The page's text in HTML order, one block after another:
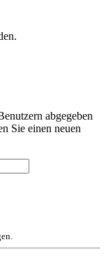
abgegeben
Sie einen neuen